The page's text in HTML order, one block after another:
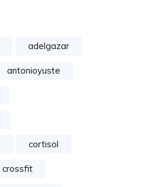
adelgazar
antonioyuste
cortisol
crossfit